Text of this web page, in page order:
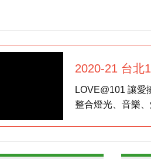
2020-21 台北
LOVE@101 讓愛
整合燈光、音樂